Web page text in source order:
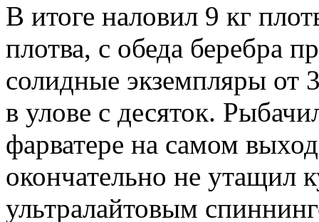
В итоге наловил 9 кг
плотва, с обеда беребра
солидные экземпляры от
в улове с десяток.
фарватере на самом
окончательно не утащил
ультралайтовым